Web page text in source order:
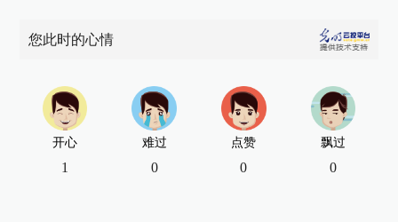
您此时的心情
开心
1
难过
0
点赞
0
飘过
0